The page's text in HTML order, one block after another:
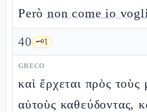
Però non come io
40 🗝️1
GRECO
καὶ ἔρχεται πρὸς τοὺς
αὐτοὺς καθεύδοντας,